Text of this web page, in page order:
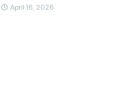
April 16, 2026